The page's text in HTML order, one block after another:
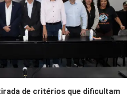
de critérios que dificultam